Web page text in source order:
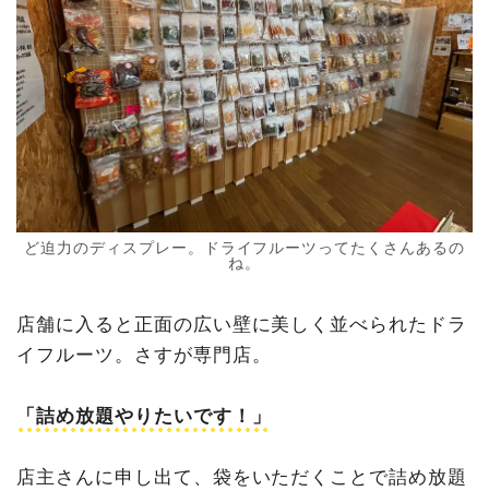
ど迫力のディスプレー。ドライフルーツってたくさんあるの
ね。
店舗に入ると正面の広い壁に美しく並べられたドラ
イフルーツ。さすが専門店。
「詰め放題やりたいです！」
店主さんに申し出て、袋をいただくことで詰め放題